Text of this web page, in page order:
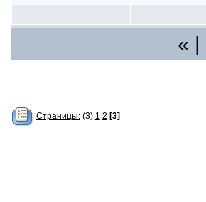
« |
Страницы:(3) 1 2 [3]